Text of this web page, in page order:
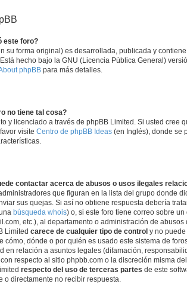
este foro?
su forma original) es desarrollada, publicada y
hecho bajo la GNU (Licencia Pública General)
phpBB para más detalles.
no tiene tal cosa?
y licenciado a través de phpBB Limited. Si usted cree
visite Centro de phpBB Ideas (en Inglés), donde se
contactar acerca de abusos o usos ilegales
que figuran en la lista del grupo donde
sus quejas. Si así no obtiene respuesta debería
búsqueda whois) o, si este foro tiene correo sobre
etc.), al departamento o administración de
Limited carece de cualquier tipo de control y no
cómo, dónde o por quién es usado este sistema de
en relación a asuntos legales (difamación,
respecto al sitio phpbb.com o la discreción misma
respecto del uso de terceras partes de este
o directamente no recibir respuesta.